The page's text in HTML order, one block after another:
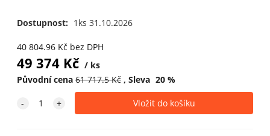
Dostupnost: 1ks 31.10.2026
40 804.96Kč bez DPH
49 374Kč
ks
Původní cena 61 717.5Kč Sleva 20%